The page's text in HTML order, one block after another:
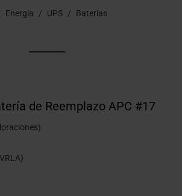
Energía UPS Baterias
de Reemplazo APC #17